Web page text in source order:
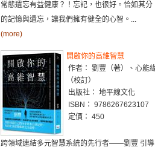
常態遺忘有益健康？！忘記，也很好。恰如其分
的記憶與遺忘，讓我們擁有健全的心智。...
(more)
開啟你的高維智慧
作者： 劉豐（著）、心能
（校訂）
出版社： 地平線文化
ISBN： 9786267623107
定價： 450
跨領域連結多元智慧系統的先行者——劉豐 引導